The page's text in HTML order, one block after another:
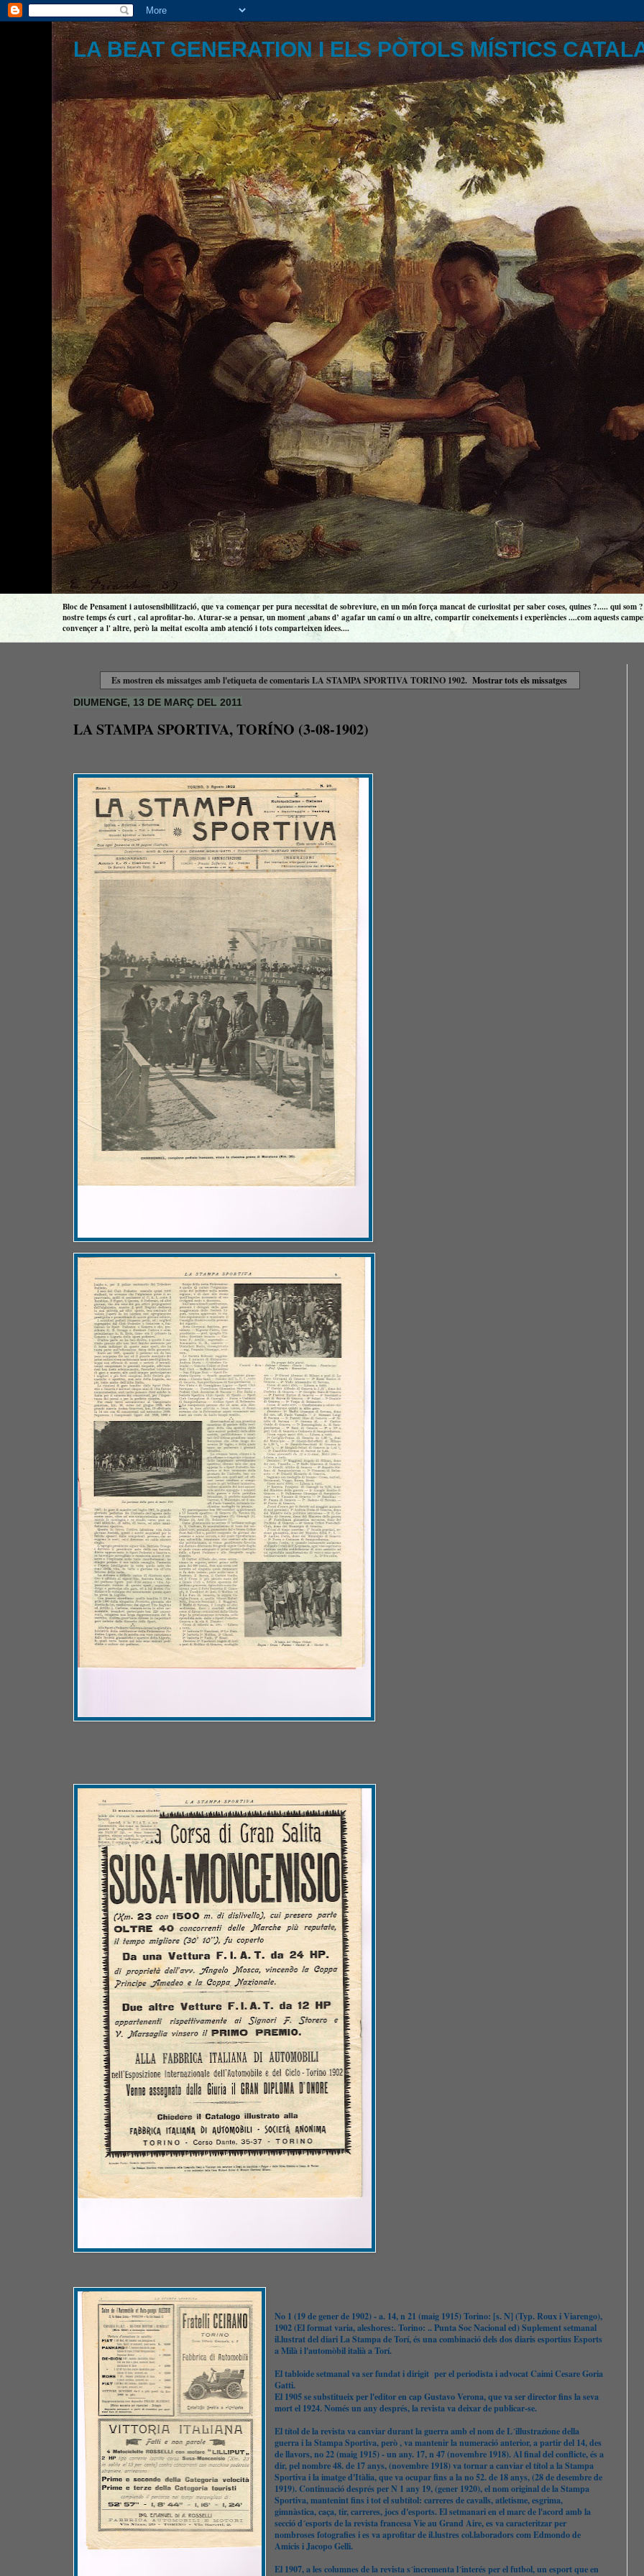
LA BEAT GENERATION I ELS PÒTOLS MÍSTICS
Bloc de Pensament i autosensibilització, que va començar per pura necessitat de sobreviure, en un món força mancat de curiositat per saber coses, quines ?..... qui
nostre temps és curt , cal aprofitar-ho. Aturar-se a pensar, un moment ,abans d’ agafar un camí o un altre, compartir coneixements i experiències ....com aquests
convençer a l' altre, però la meitat escolta amb atenció i tots comparteixen idees....
Es mostren els missatges amb l'etiqueta de comentarisLA STAMPA SPORTIVA TORINO 1902. Mostrar tots els missatges
DIUMENGE, 13 DE MARÇ DEL 2011
LA STAMPA SPORTIVA, TORÍNO (3-08-1902)
No 1 (19 de gener de 1902) - a. 14, n 21 (maig 1915) Torino: [s. N] (Typ. Roux i Viarengo),
1902 (El format varia, aleshores:. Torino: .. Punta Soc Nacional ed) Suplement setmanal
il.lustrat del diari La Stampa de Torí, és una combinació dels dos diaris esportius Esports
a Milà i l'automòbil italià a Torí.
El tabloide setmanal va ser fundat i dirigit per el periodista i advocat Caimi Cesare Goria
Gatti.
El 1905 se substitueix per l'editor en cap Gustavo Verona, que va ser director fins la seva
mort el 1924. Només un any després, la revista va deixar de publicar-se.
El títol de la revista va canviar durant la guerra amb el nom de L´illustrazione della
guerra i la Stampa Sportiva, però , va mantenir la numeració anterior, a partir del 14, des
de llavors, no 22 (maig 1915) - un any. 17, n 47 (novembre 1918). Al final del conflicte, és a
dir, pel nombre 48. de 17 anys, (novembre 1918) va tornar a canviar el títol a la Stampa
Sportiva i la imatge d'Itàlia, que va ocupar fins a la no 52. de 18 anys, (28 de desembre de
1919). Continuació després per N 1 any 19, (gener 1920), el nom original de la Stampa
Sportiva, mantenint fins i tot el subtítol: carreres de cavalls, atletisme, esgrima,
gimnàstica, caça, tir, carreres, jocs d'esports. El setmanari en el marc de l'acord amb la
secció d´esports de la revista francesa Vie au Grand Aire, es va caracteritzar per
nombroses fotografies i es va aprofitar de il.lustres col.laboradors com Edmondo de
Amicis i Jacopo Gelli.
El 1907, a les columnes de la revista s´incrementa l´interés per el futbol, ​​un esport que en